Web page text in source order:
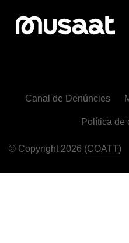
© Copyright 2026 (COATT)
Canal de Denúncies
Política de